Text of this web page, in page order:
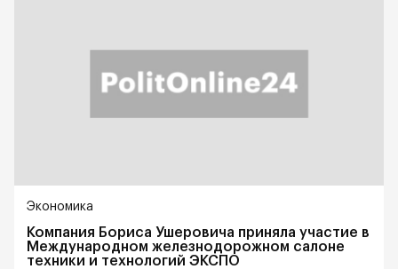
Экономика
Компания Бориса Ушеровича приняла участие в
Международном железнодорожном салоне
техники и технологий ЭКСПО